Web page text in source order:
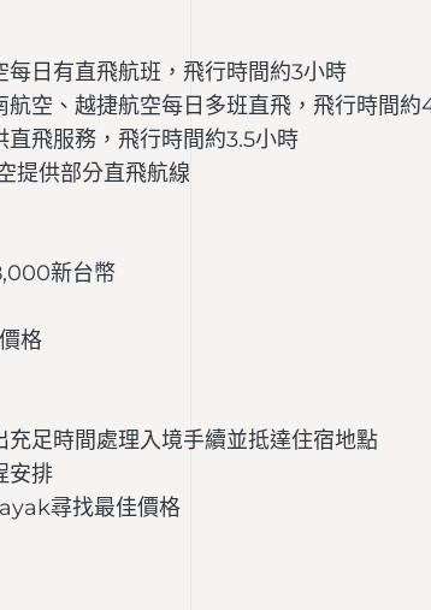
日有直飛航班，飛行時間約3小時
空、越捷航空每日多班直飛，飛行時間約
飛服務，飛行時間約3.5小時
提供部分直飛航線
新台幣
格
足時間處理入境手續並抵達住宿地點
安排
尋找最佳價格